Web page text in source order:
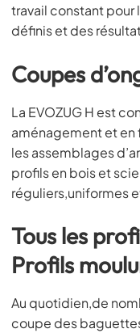
travail constant
définis et des
Coupes
La EVOZUG H est
aménagement et
les assemblages
profils en bois et
réguliers,uniformes
Tous les
Profils
Au quotidien,de
coupe des